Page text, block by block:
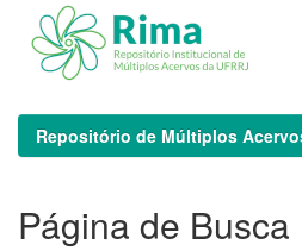
Repositório de Múltiplos
Página de Busca